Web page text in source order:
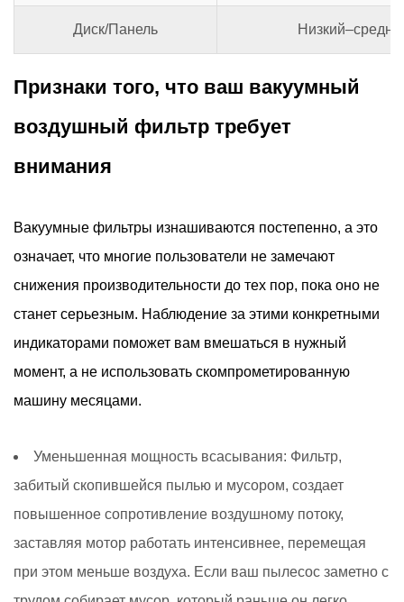
Диск/Панель
Признаки того, что ваш вакуумный
воздушный фильтр требует
внимания
Вакуумные фильтры изнашиваются постепенно, а это
означает, что многие пользователи не замечают
снижения производительности до тех пор, пока оно не
станет серьезным. Наблюдение за этими конкретными
индикаторами поможет вам вмешаться в нужный
момент, а не использовать скомпрометированную
машину месяцами.
Уменьшенная мощность всасывания: Фильтр,
забитый скопившейся пылью и мусором, создает
повышенное сопротивление воздушному потоку,
заставляя мотор работать интенсивнее, перемещая
при этом меньше воздуха. Если ваш пылесос заметно с